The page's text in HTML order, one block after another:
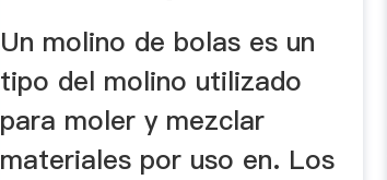
Un molino de bolas es un
tipo del molino utilizado
para moler y mezclar
materiales por uso en. Los